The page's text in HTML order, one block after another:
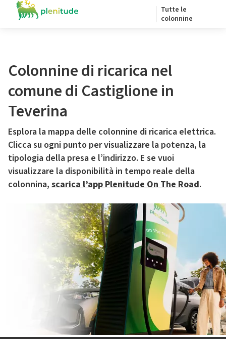
Tutte le
colonnine
Colonnine di ricarica nel
comune di Castiglione in
Teverina
Esplora la mappa delle colonnine di ricarica elettrica.
Clicca su ogni punto per visualizzare la potenza, la
tipologia della presa e l’indirizzo. E se vuoi
visualizzare la disponibilità in tempo reale della
colonnina, scarica l’app Plenitude On The Road.